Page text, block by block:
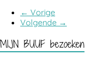
← Vorige
Volgende →
MIJN BUUF bezoeken